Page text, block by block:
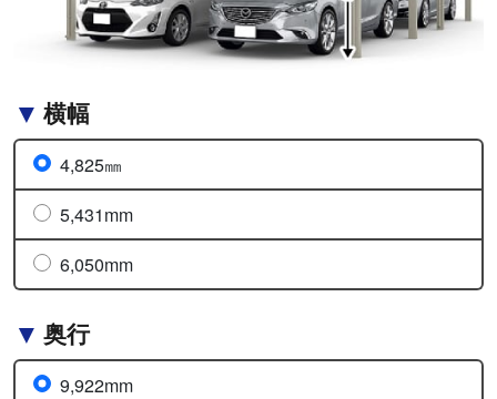
横幅
4,825㎜
5,431mm
6,050mm
奥行
9,922mm